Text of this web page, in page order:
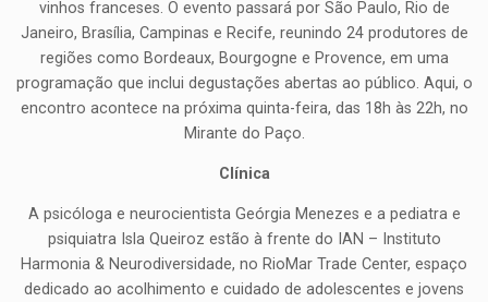
vinhos franceses. O evento passará por São Paulo, Rio de
Janeiro, Brasília, Campinas e Recife, reunindo 24 produtores de
regiões como Bordeaux, Bourgogne e Provence, em uma
programação que inclui degustações abertas ao público. Aqui, o
encontro acontece na próxima quinta-feira, das 18h às 22h, no
Mirante do Paço.
Clínica
A psicóloga e neurocientista Geórgia Menezes e a pediatra e
psiquiatra Isla Queiroz estão à frente do IAN – Instituto
Harmonia & Neurodiversidade, no RioMar Trade Center, espaço
dedicado ao acolhimento e cuidado de adolescentes e jovens